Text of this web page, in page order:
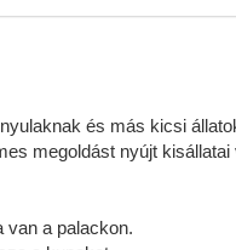
és más kicsi
megoldást nyújt kisállatai
van a palackon.